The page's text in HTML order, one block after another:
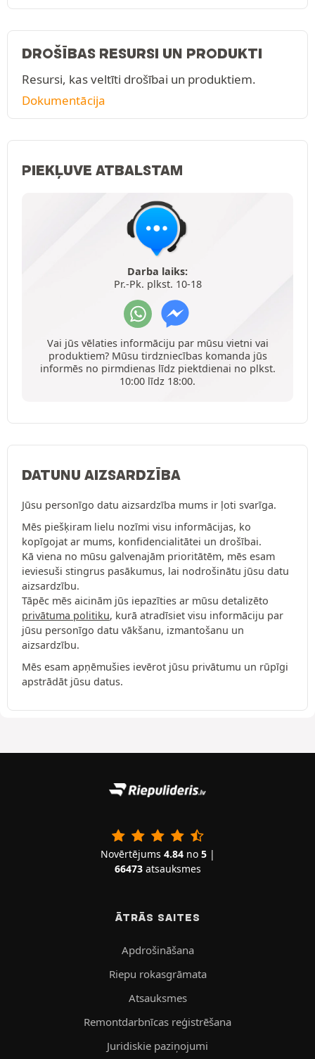
DROŠĪBAS RESURSI UN PRODUKTI
Resursi, kas veltīti drošībai un produktiem.
Dokumentācija
PIEKĻUVE ATBALSTAM
Darba laiks:
Pr.-Pk. plkst. 10-18
Vai jūs vēlaties informāciju par mūsu vietni vai
produktiem? Mūsu tirdzniecības komanda jūs
informēs no pirmdienas līdz piektdienai no plkst.
10:00 līdz 18:00.
DATUNU AIZSARDZĪBA
Jūsu personīgo datu aizsardzība mums ir ļoti svarīga.
Mēs piešķiram lielu nozīmi visu informācijas, ko
kopīgojat ar mums, konfidencialitātei un drošībai.
Kā viena no mūsu galvenajām prioritātēm, mēs esam
ieviesuši stingrus pasākumus, lai nodrošinātu jūsu datu
aizsardzību.
Tāpēc mēs aicinām jūs iepazīties ar mūsu detalizēto
privātuma politiku, kurā atradīsiet visu informāciju par
jūsu personīgo datu vākšanu, izmantošanu un
aizsardzību.
Mēs esam apņēmušies ievērot jūsu privātumu un rūpīgi
apstrādāt jūsu datus.
Novērtējums 4.84no 5|
66473atsauksmes
ĀTRĀS SAITES
Apdrošināšana
Riepu rokasgrāmata
Atsauksmes
Remontdarbnīcas reģistrēšana
Juridiskie paziņojumi